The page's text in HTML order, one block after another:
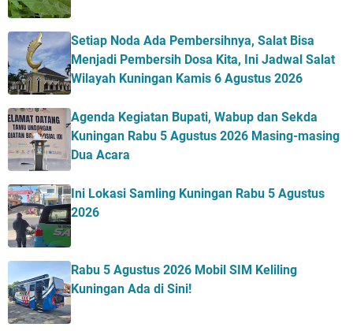
Setiap Noda Ada Pembersihnya, Salat Bisa
Menjadi Pembersih Dosa Kita, Ini Jadwal Salat
Wilayah Kuningan Kamis 6 Agustus 2026
Agenda Kegiatan Bupati, Wabup dan Sekda
Kuningan Rabu 5 Agustus 2026 Masing-masing
Dua Acara
Ini Lokasi Samling Kuningan Rabu 5 Agustus
2026
Rabu 5 Agustus 2026 Mobil SIM Keliling
Kuningan Ada di Sini!